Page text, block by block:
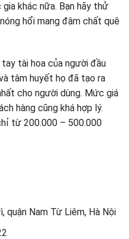
khác nữa. Bạn hãy thử
hổi mang đậm chất quê
tài hoa của người đầu
tâm huyết họ đã tạo ra
cho người dùng. Mức giá
hàng cũng khá hợp lý.
từ 200.000 – 500.000
quận Nam Từ Liêm, Hà Nội